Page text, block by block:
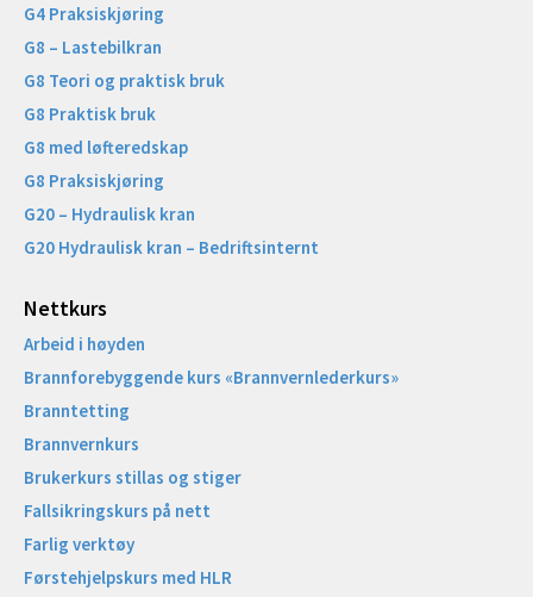
G4 Praksiskjøring
G8 – Lastebilkran
G8 Teori og praktisk bruk
G8 Praktisk bruk
G8 med løfteredskap
G8 Praksiskjøring
G20 – Hydraulisk kran
G20 Hydraulisk kran – Bedriftsinternt
Nettkurs
Arbeid i høyden
Brannforebyggende kurs «Brannvernlederkurs»
Branntetting
Brannvernkurs
Brukerkurs stillas og stiger
Fallsikringskurs på nett
Farlig verktøy
Førstehjelpskurs med HLR